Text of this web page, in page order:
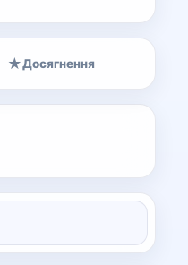
★Досягнення